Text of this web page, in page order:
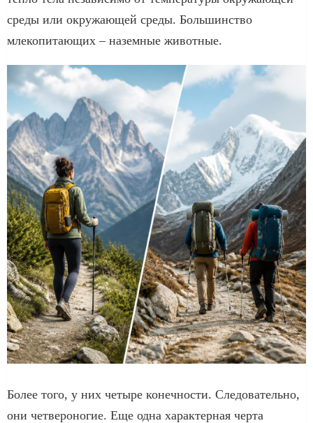
среды или окружающей среды. Большинство
млекопитающих – наземные животные.
Более того, у них четыре конечности. Следовательно,
они четвероногие. Еще одна характерная черта